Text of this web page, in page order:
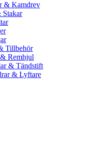
& Kamdrev
Tillbehör
Remhjul
& Tändstift
& Lyftare